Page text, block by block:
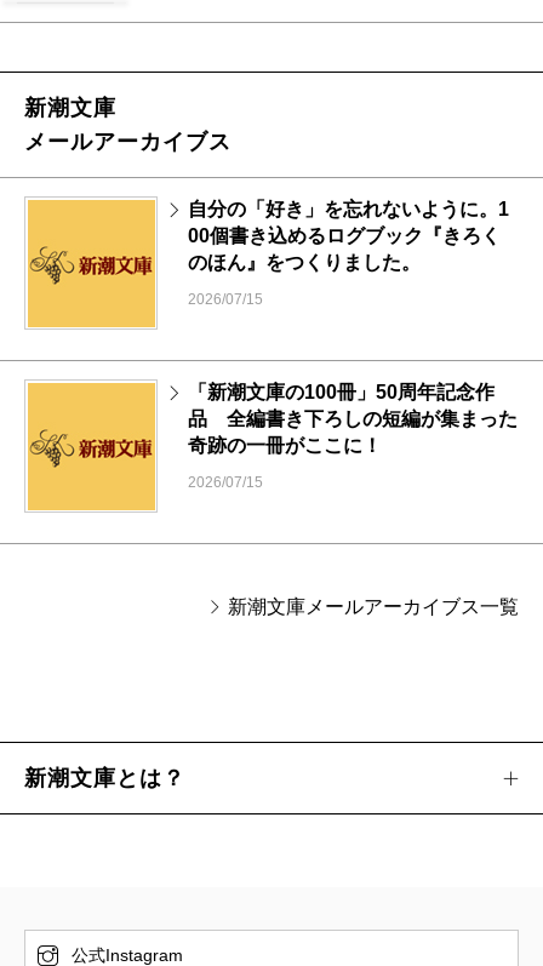
新潮文庫
メールアーカイブス
自分の「好き」を忘れないように。1
00個書き込めるログブック『きろく
のほん』をつくりました。
2026/07/15
「新潮文庫の100冊」50周年記念作
品 全編書き下ろしの短編が集まった
奇跡の一冊がここに！
2026/07/15
新潮文庫メールアーカイブス一覧
新潮文庫とは？
公式Instagram